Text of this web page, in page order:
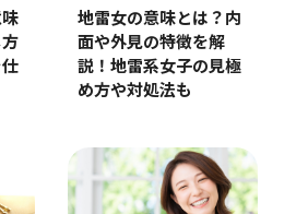
地雷女の意味とは？内
面や外見の特徴を解
説！地雷系女子の見極
め方や対処法も